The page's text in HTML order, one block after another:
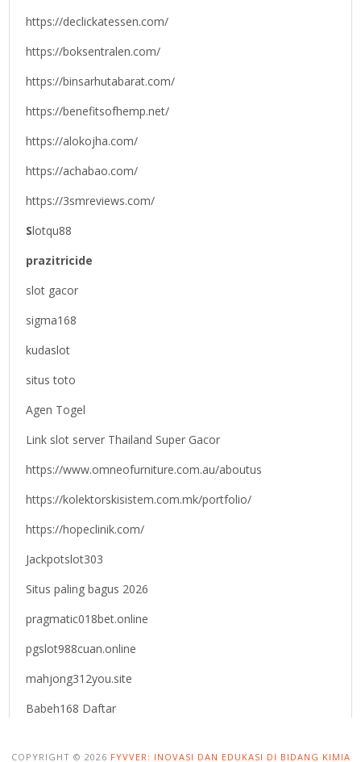
https://declickatessen.com/
https://boksentralen.com/
https://binsarhutabarat.com/
https://benefitsofhemp.net/
https://alokojha.com/
https://achabao.com/
https://3smreviews.com/
Slotqu88
prazitricide
slot gacor
sigma168
kudaslot
situs toto
Agen Togel
Link slot server Thailand Super Gacor
https://www.omneofurniture.com.au/aboutus
https://kolektorskisistem.com.mk/portfolio/
https://hopeclinik.com/
Jackpotslot303
Situs paling bagus 2026
pragmatic018bet.online
pgslot988cuan.online
mahjong312you.site
Babeh168 Daftar
COPYRIGHT © 2026 FYVVER: INOVASI DAN EDUKASI DI BIDANG KIMIA